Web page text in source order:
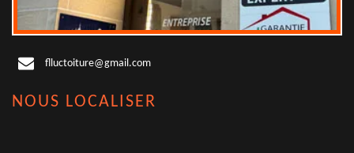
flluctoiture@gmail.com
NOUS LOCALISER